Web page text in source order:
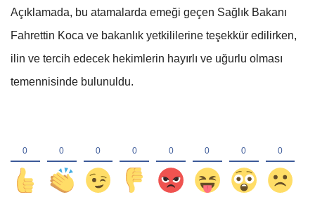
Açıklamada, bu atamalarda emeği geçen Sağlık Bakanı
Fahrettin Koca ve bakanlık yetkililerine teşekkür edilirken,
ilin ve tercih edecek hekimlerin hayırlı ve uğurlu olması
temennisinde bulunuldu.